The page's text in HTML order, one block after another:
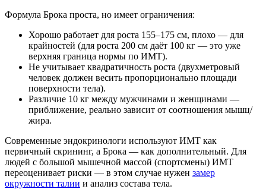
Формула Брока проста, но имеет ограничения:
Хорошо работает для роста 155–175 см, плохо — для
крайностей (для роста 200 см даёт 100 кг — это уже
верхняя граница нормы по ИМТ).
Не учитывает квадратичность роста (двухметровый
человек должен весить пропорционально площади
поверхности тела).
Различие 10 кг между мужчинами и женщинами —
приближение, реально зависит от соотношения мышц/
жира.
Современные эндокринологи используют ИМТ как
первичный скрининг, а Брока — как дополнительный. Для
людей с большой мышечной массой (спортсмены) ИМТ
переоценивает риски — в этом случае нужен замер
окружности талии и анализ состава тела.